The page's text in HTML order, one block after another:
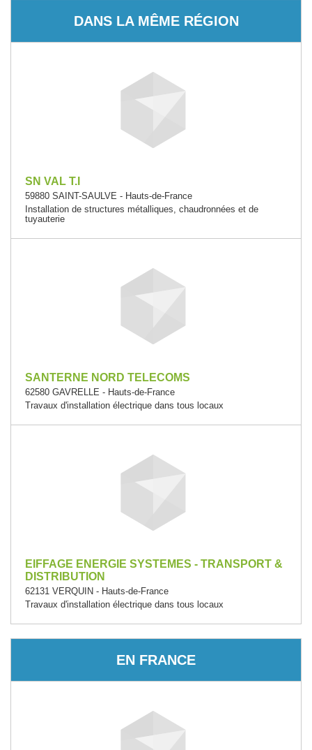
DANS LA MÊME RÉGION
SN VAL T.I
59880 SAINT-SAULVE - Hauts-de-France
Installation de structures métalliques, chaudronnées et de
tuyauterie
SANTERNE NORD TELECOMS
62580 GAVRELLE - Hauts-de-France
Travaux d'installation électrique dans tous locaux
EIFFAGE ENERGIE SYSTEMES - TRANSPORT &
DISTRIBUTION
62131 VERQUIN - Hauts-de-France
Travaux d'installation électrique dans tous locaux
EN FRANCE